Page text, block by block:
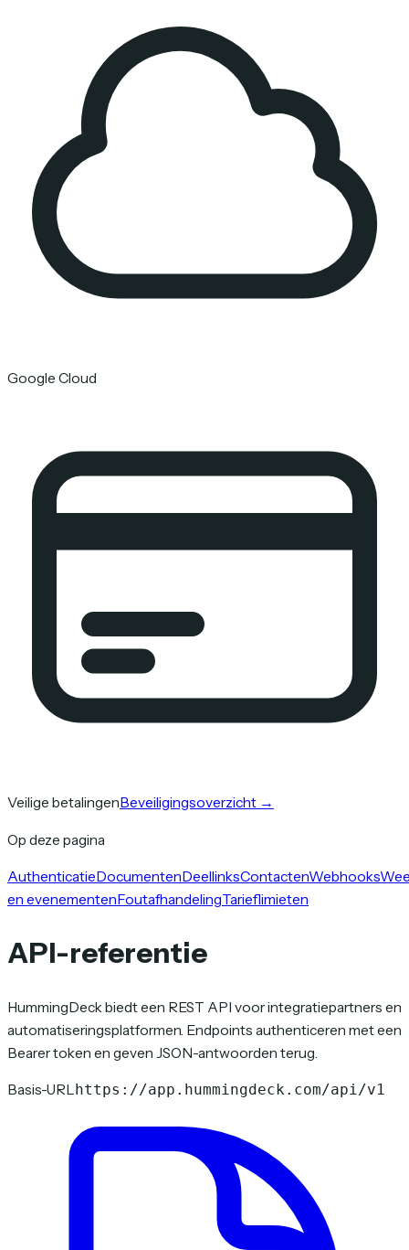
Google Cloud
Veilige betalingenBeveiligingsoverzicht →
Op deze pagina
AuthenticatieDocumentenDeellinksContactenWebhooks
en evenementenFoutafhandelingTarieflimieten
API-referentie
HummingDeck biedt een REST API voor integratiepartners en
automatiseringsplatformen. Endpoints authenticeren met een
Bearer token en geven JSON-antwoorden terug.
Basis-URL https://app.hummingdeck.com/api/v1